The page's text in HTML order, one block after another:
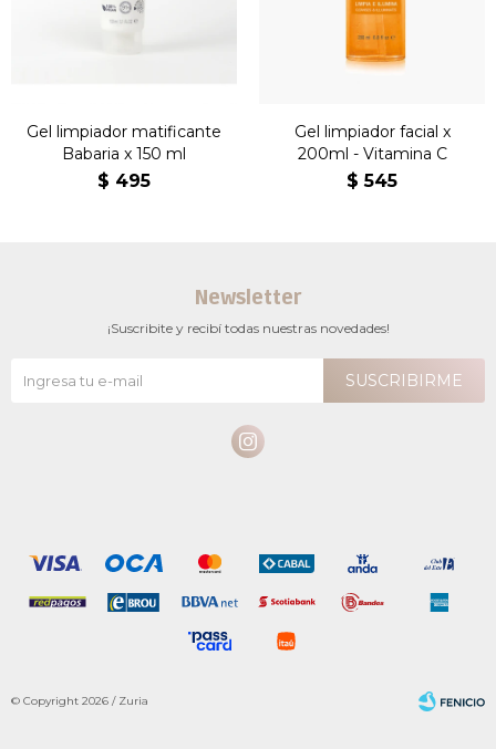
Gel limpiador matificante
Babaria x 150 ml
$ 495
Gel limpiador facial x
200ml - Vitamina C
$ 545
Newsletter
¡Suscribite y recibí todas nuestras novedades!
SUSCRIBIRME

© Copyright 2026 / Zuria